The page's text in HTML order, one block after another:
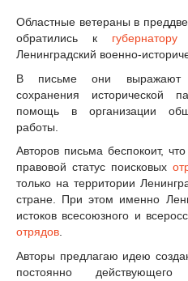
Областные ветераны в
обратились к губернаторус
Ленинградский военно-
В письме они выражают
сохранения исторической
помощь в организации
работы.
Авторов письма беспокоит,
правовой статус поисковых
только на территории
стране. При этом именно
истоков всесоюзного и
отрядов.
Авторы предлагаю идею
постоянно действующего